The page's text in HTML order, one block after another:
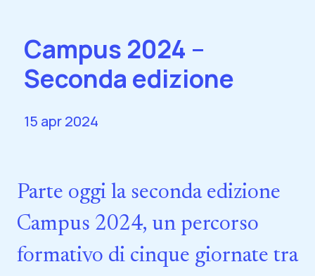
Campus 2024 –
Seconda edizione
15 apr 2024
Parte oggi la seconda edizione
Campus 2024, un percorso
formativo di cinque giornate tra